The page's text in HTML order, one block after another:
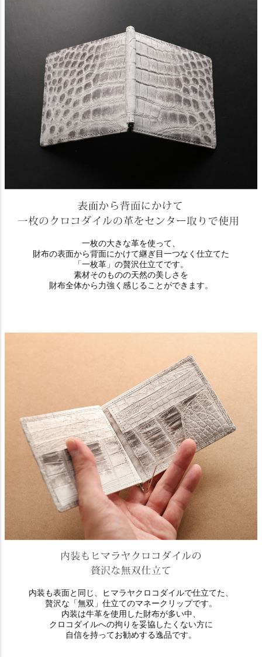
一枚の大きな革を使って、
財布の表面から背面にかけて継ぎ目一つなく仕立てた
「一枚革」の贅沢仕立てです。
素材そのものの天然の美しさを
財布全体から力強く感じることができます。
内装も表面と同じ、ヒマラヤクロコダイルで仕立てた、
贅沢な「無双」仕立てのマネークリップです。
内装は牛革を使用した財布が多い中、
クロコダイルへの拘りを妥協したくない方に
自信を持ってお勧めする逸品です。